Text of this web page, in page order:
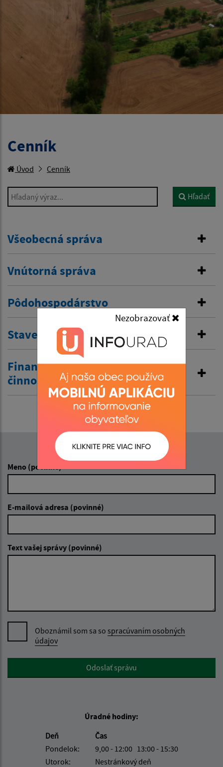
Cenník
Úvod Cenník
Hľadaný výraz... Hľadať
Všeobecná správa
Vnútorná správa
Pôdohospodárstvo
Stavebná správa
Finančná správa a obchodná
činnosť
Napíšte nám:
Meno (povinné)
E-mailová adresa (povinné)
Text vašej správy (povinné)
Oboznámil som sa so spracúvaním osobných
údajov
Google reCaptcha ResponseOdoslať správu
Úradné hodiny:
Deň
Čas
Pondelok:
9,00 - 12:00 13:00 - 15:30
Utorok:
Nestránkový deň
Nezobrazovať